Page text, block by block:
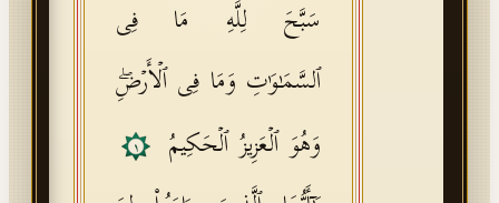
سَبَّحَ لِلَّهِ مَا فِی
ٱلسَّمَـٰوَ ٰ⁠تِ وَمَا فِی ٱلۡأَرۡضِۖ
وَهُوَ ٱلۡعَزِیزُ ٱلۡحَكِیمُ
١